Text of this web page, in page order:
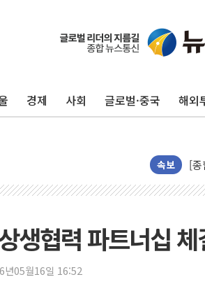
경제 사회 글로벌·중국 해외
속보
포
울
인
김
[속
[속
[
생협력 파트너십 체
년05월16일 16:52